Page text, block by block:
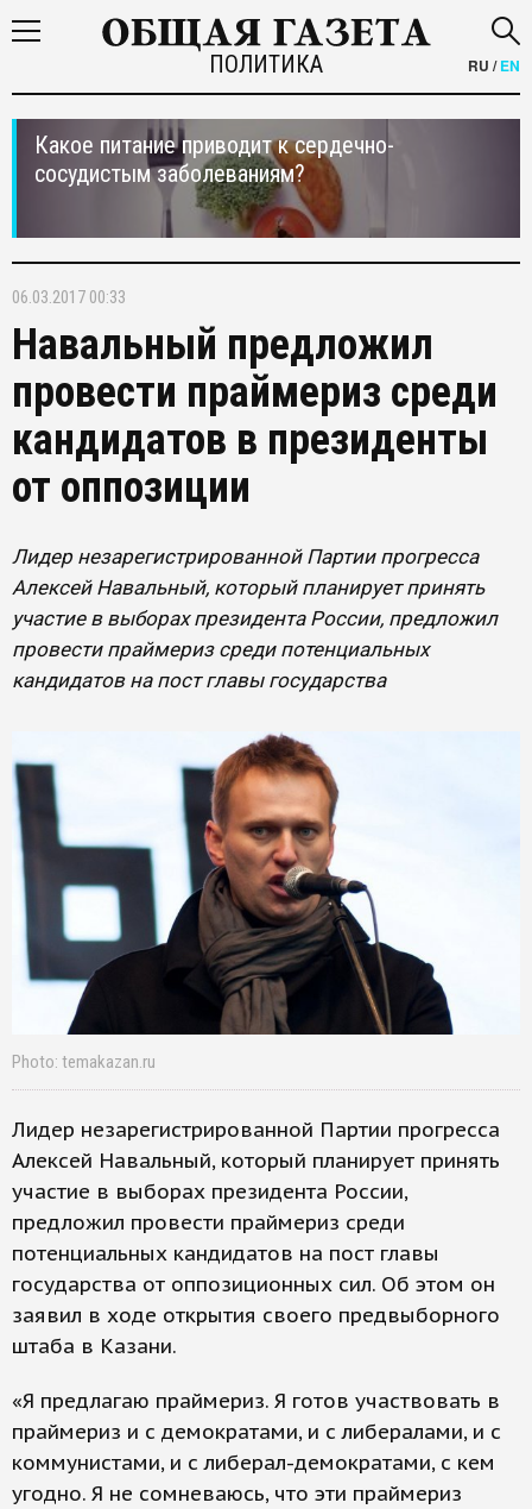
ПОЛИТИКА RU /EN
Какое питание приводит к сердечно-
сосудистым заболеваниям?
06.03.2017 00:33
Навальный предложил
провести праймериз среди
кандидатов в президенты
от оппозиции
Лидер незарегистрированной Партии прогресса
Алексей Навальный, который планирует принять
участие в выборах президента России, предложил
провести праймериз среди потенциальных
кандидатов на пост главы государства
Photo: temakazan.ru
Лидер незарегистрированной Партии прогресса
Алексей Навальный, который планирует принять
участие в выборах президента России,
предложил провести праймериз среди
потенциальных кандидатов на пост главы
государства от оппозиционных сил. Об этом он
заявил в ходе открытия своего предвыборного
штаба в Казани.
«Я предлагаю праймериз. Я готов участвовать в
праймериз и с демократами, и с либералами, и с
коммунистами, и с либерал-демократами, с кем
угодно. Я не сомневаюсь, что эти праймериз